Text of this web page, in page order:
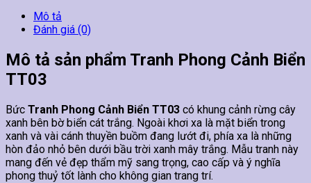
Mô tả
Đánh giá (0)
Mô tả sản phẩm Tranh Phong Cảnh Biển
TT03
Bức Tranh Phong Cảnh Biển TT03 có khung cảnh rừng cây
xanh bên bờ biển cát trắng. Ngoài khơi xa là mặt biển trong
xanh và vài cánh thuyền buồm đang lướt đi, phía xa là những
hòn đảo nhỏ bên dưới bầu trời xanh mây trắng. Mẫu tranh này
mang đến vẻ đẹp thẩm mỹ sang trọng, cao cấp và ý nghĩa
phong thuỷ tốt lành cho không gian trang trí.